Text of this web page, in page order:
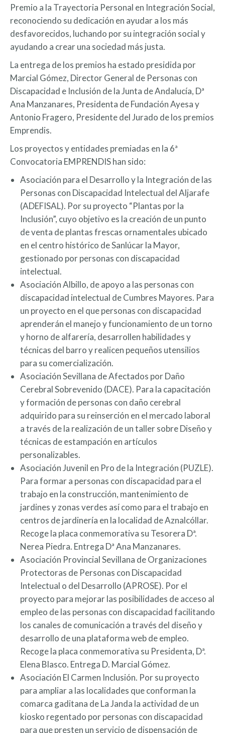
Premio a la Trayectoria Personal en Integración Social,
reconociendo su dedicación en ayudar a los más
desfavorecidos, luchando por su integración social y
ayudando a crear una sociedad más justa.
La entrega de los premios ha estado presidida por
Marcial Gómez, Director General de Personas con
Discapacidad e Inclusión de la Junta de Andalucía, Dª
Ana Manzanares, Presidenta de Fundación Ayesa y
Antonio Fragero, Presidente del Jurado de los premios
Emprendis.
Los proyectos y entidades premiadas en la 6ª
Convocatoria EMPRENDIS han sido:
Asociación para el Desarrollo y la Integración de las
Personas con Discapacidad Intelectual del Aljarafe
(ADEFISAL). Por su proyecto “Plantas por la
Inclusión”, cuyo objetivo es la creación de un punto
de venta de plantas frescas ornamentales ubicado
en el centro histórico de Sanlúcar la Mayor,
gestionado por personas con discapacidad
intelectual.
Asociación Albillo, de apoyo a las personas con
discapacidad intelectual de Cumbres Mayores. Para
un proyecto en el que personas con discapacidad
aprenderán el manejo y funcionamiento de un torno
y horno de alfarería, desarrollen habilidades y
técnicas del barro y realicen pequeños utensilios
para su comercialización.
Asociación Sevillana de Afectados por Daño
Cerebral Sobrevenido (DACE). Para la capacitación
y formación de personas con daño cerebral
adquirido para su reinserción en el mercado laboral
a través de la realización de un taller sobre Diseño y
técnicas de estampación en artículos
personalizables.
Asociación Juvenil en Pro de la Integración (PUZLE).
Para formar a personas con discapacidad para el
trabajo en la construcción, mantenimiento de
jardines y zonas verdes así como para el trabajo en
centros de jardinería en la localidad de Aznalcóllar.
Recoge la placa conmemorativa su Tesorera Dª.
Nerea Piedra. Entrega Dª Ana Manzanares.
Asociación Provincial Sevillana de Organizaciones
Protectoras de Personas con Discapacidad
Intelectual o del Desarrollo (APROSE). Por el
proyecto para mejorar las posibilidades de acceso al
empleo de las personas con discapacidad facilitando
los canales de comunicación a través del diseño y
desarrollo de una plataforma web de empleo.
Recoge la placa conmemorativa su Presidenta, Dª.
Elena Blasco. Entrega D. Marcial Gómez.
Asociación El Carmen Inclusión. Por su proyecto
para ampliar a las localidades que conforman la
comarca gaditana de La Janda la actividad de un
kiosko regentado por personas con discapacidad
para que presten un servicio de dispensación de